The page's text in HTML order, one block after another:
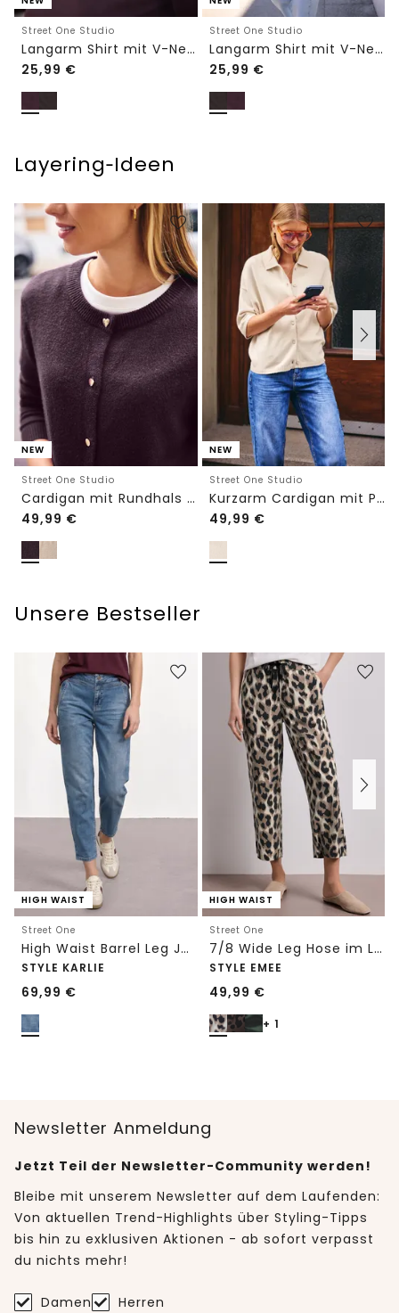
Street One Studio
Langarm Shirt mit V-Neck und Spitze
25,99 €
Street One Studio
Langarm Shirt mit V-Neck und Spitze
25,99 €
Layering‑Ideen
NEW
Street One Studio
Cardigan mit Rundhals und Knöpfen
49,99 €
NEW
Street One Studio
Kurzarm Cardigan mit Polokragen
49,99 €
Unsere Bestseller
HIGH WAIST
Street One
High Waist Barrel Leg Jeans im Loose Fit
STYLE KARLIE
69,99 €
HIGH WAIST
Street One
7/8 Wide Leg Hose im Loose Fit mit Print
STYLE EMEE
49,99 €
+ 1
Newsletter Anmeldung
Jetzt Teil der Newsletter-Community werden!
Bleibe mit unserem Newsletter auf dem Laufenden:
Von aktuellen Trend-Highlights über Styling-Tipps
bis hin zu exklusiven Aktionen - ab sofort verpasst
du nichts mehr!
Damen Herren